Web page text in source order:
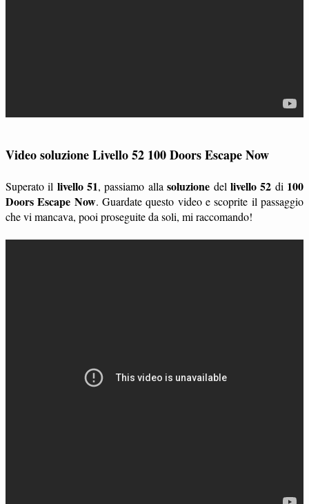
Video soluzione Livello 52 100 Doors Escape Now
Superato il livello 51, passiamo allasoluzione del livello 52 di 100
Doors Escape Now. Guardate questo video e scoprite il passaggio
che vi mancava, pooi proseguite da soli, mi raccomando!